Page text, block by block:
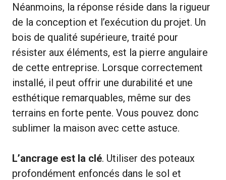
Néanmoins, la réponse réside dans la rigueur
de la conception et l’exécution du projet. Un
bois de qualité supérieure, traité pour
résister aux éléments, est la pierre angulaire
de cette entreprise. Lorsque correctement
installé, il peut offrir une durabilité et une
esthétique remarquables, même sur des
terrains en forte pente. Vous pouvez donc
sublimer la maison avec cette astuce.
L’ancrage est la clé. Utiliser des poteaux
profondément enfoncés dans le sol et